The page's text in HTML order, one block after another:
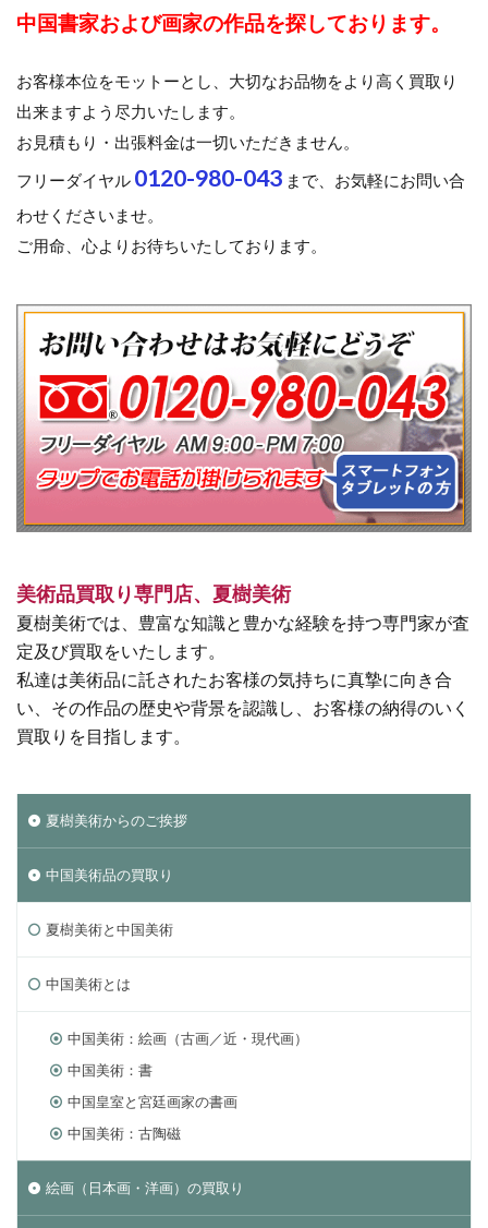
中国書家および画家の作品を探しております。
お客様本位をモットーとし、大切なお品物をより高く買取り
出来ますよう尽力いたします。
お見積もり・出張料金は一切いただきません。
フリーダイヤル 0120-980-043 まで、お気軽にお問い合
わせくださいませ。
ご用命、心よりお待ちいたしております。
美術品買取り専門店、夏樹美術
夏樹美術では、豊富な知識と豊かな経験を持つ専門家が査
定及び買取をいたします。
私達は美術品に託されたお客様の気持ちに真摯に向き合
い、その作品の歴史や背景を認識し、お客様の納得のいく
買取りを目指します。
夏樹美術からのご挨拶
中国美術品の買取り
夏樹美術と中国美術
中国美術とは
中国美術：絵画（古画／近・現代画）
中国美術：書
中国皇室と宮廷画家の書画
中国美術：古陶磁
絵画（日本画・洋画）の買取り